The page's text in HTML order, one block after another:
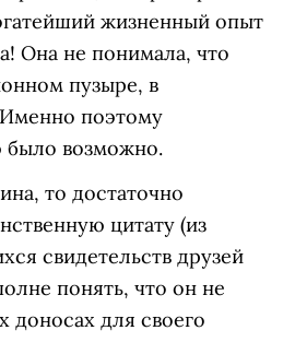
жизненный опыт
Она не понимала, что
пузыре, в
поэтому
было возможно.
то достаточно
цитату (из
свидетельств друзей
понять, что он не
доносах для своего